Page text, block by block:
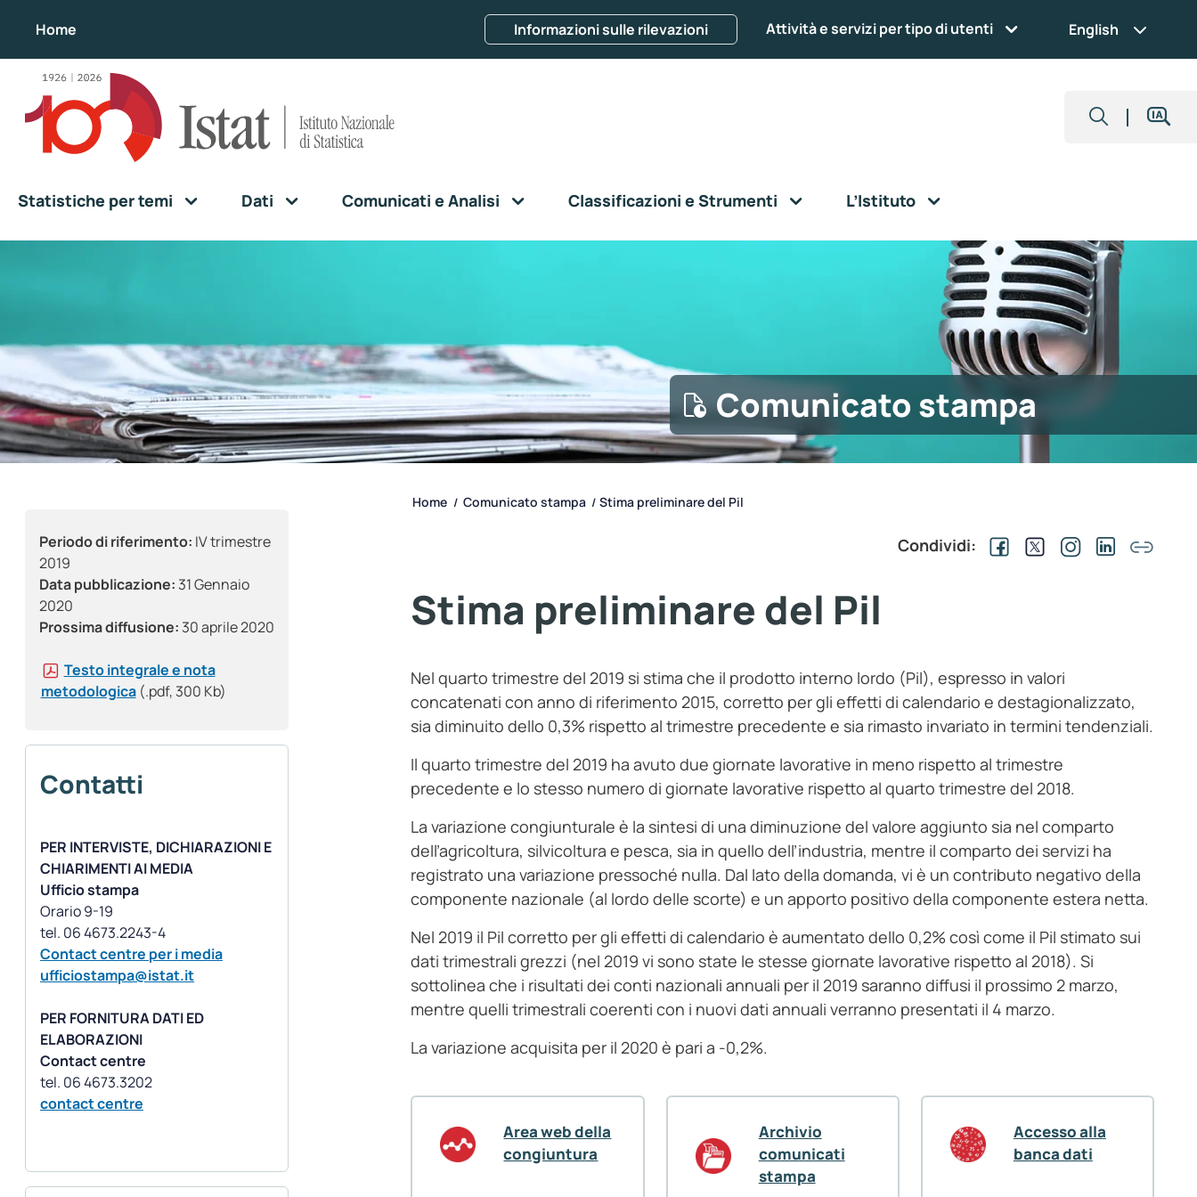
Home Informazioni sulle rilevazioni Attività e servizi per tipo di utenti English
Statistiche per temi Dati Comunicati e Analisi Classificazioni e Strumenti L’Istituto
Comunicato stampa
Periodo di riferimento: IV trimestre
2019
Data pubblicazione: 31 Gennaio
2020
Prossima diffusione: 30 aprile 2020
Testo integrale e nota
metodologica (.pdf, 300 Kb)
Contatti
PER INTERVISTE, DICHIARAZIONI E
CHIARIMENTI AI MEDIA
Ufficio stampa
Orario 9-19
Contact centre per i media
ufficiostampa@istat.it
PER FORNITURA DATI ED
ELABORAZIONI
Contact centre
contact centre
Home / Comunicato stampa / Stima preliminare del Pil
Condividi:
Stima preliminare del Pil
Nel quarto trimestre del 2019 si stima che il prodotto interno lordo (Pil), espresso in valori
concatenati con anno di riferimento 2015, corretto per gli effetti di calendario e destagionalizzato,
sia diminuito dello 0,3% rispetto al trimestre precedente e sia rimasto invariato in termini tendenziali.
Il quarto trimestre del 2019 ha avuto due giornate lavorative in meno rispetto al trimestre
precedente e lo stesso numero di giornate lavorative rispetto al quarto trimestre del 2018.
La variazione congiunturale è la sintesi di una diminuzione del valore aggiunto sia nel comparto
dell’agricoltura, silvicoltura e pesca, sia in quello dell’industria, mentre il comparto dei servizi ha
registrato una variazione pressoché nulla. Dal lato della domanda, vi è un contributo negativo della
componente nazionale (al lordo delle scorte) e un apporto positivo della componente estera netta.
Nel 2019 il Pil corretto per gli effetti di calendario è aumentato dello 0,2% così come il Pil stimato sui
dati trimestrali grezzi (nel 2019 vi sono state le stesse giornate lavorative rispetto al 2018). Si
sottolinea che i risultati dei conti nazionali annuali per il 2019 saranno diffusi il prossimo 2 marzo,
mentre quelli trimestrali coerenti con i nuovi dati annuali verranno presentati il 4 marzo.
La variazione acquisita per il 2020 è pari a -0,2%.
Area web della
congiuntura
Archivio
comunicati
stampa
Accesso alla
banca dati